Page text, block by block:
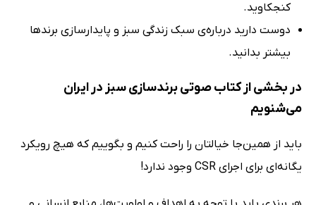
کنجکاوید.
دوست دارید درباره‌ی سبک زندگی سبز و پایدارسازی برندها
بیشتر بدانید.
در بخشی از کتاب صوتی برندسازی سبز در ایران
می‌شنویم
باید از همین‌جا خیالتان را راحت کنیم و بگوییم که هیچ رویکرد
یگانه‌ای برای اجرای CSR وجود ندارد!